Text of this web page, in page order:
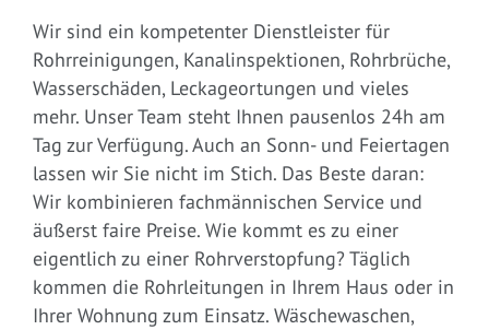
Wir sind ein kompetenter Dienstleister für
Rohrreinigungen, Kanalinspektionen, Rohrbrüche,
Wasserschäden, Leckageortungen und vieles
mehr. Unser Team steht Ihnen pausenlos 24h am
Tag zur Verfügung. Auch an Sonn- und Feiertagen
lassen wir Sie nicht im Stich. Das Beste daran:
Wir kombinieren fachmännischen Service und
äußerst faire Preise. Wie kommt es zu einer
eigentlich zu einer Rohrverstopfung? Täglich
kommen die Rohrleitungen in Ihrem Haus oder in
Ihrer Wohnung zum Einsatz. Wäschewaschen,